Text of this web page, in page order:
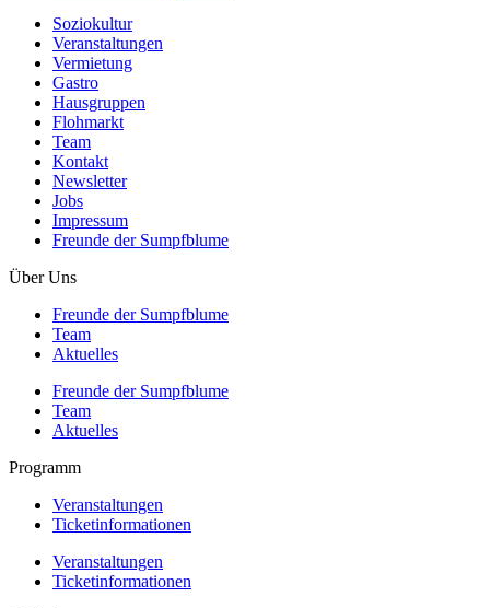
Soziokultur
Veranstaltungen
Vermietung
Gastro
Hausgruppen
Flohmarkt
Team
Kontakt
Newsletter
Jobs
Impressum
Freunde der Sumpfblume
Über Uns
Freunde der Sumpfblume
Team
Aktuelles
Freunde der Sumpfblume
Team
Aktuelles
Programm
Veranstaltungen
Ticketinformationen
Veranstaltungen
Ticketinformationen